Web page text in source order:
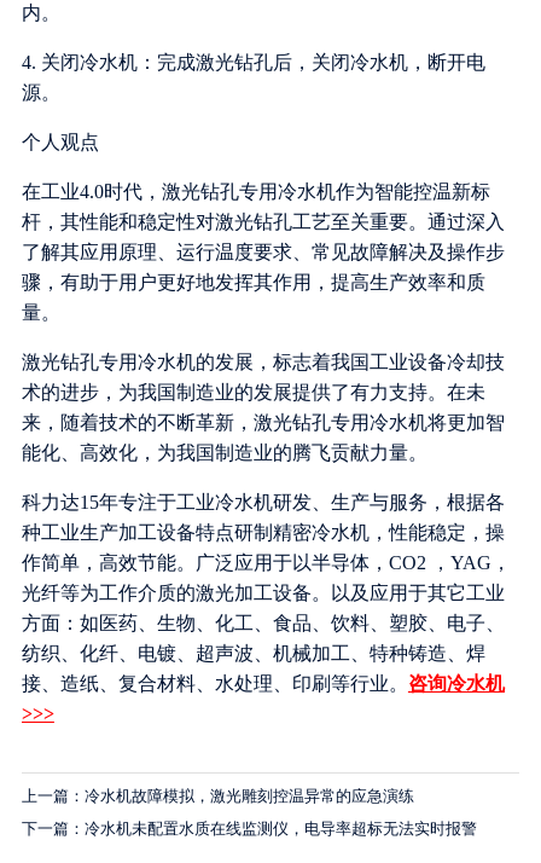
内。
4. 关闭冷水机：完成激光钻孔后，关闭冷水机，断开电
源。
个人观点
在工业4.0时代，激光钻孔专用冷水机作为智能控温新标
杆，其性能和稳定性对激光钻孔工艺至关重要。通过深入
了解其应用原理、运行温度要求、常见故障解决及操作步
骤，有助于用户更好地发挥其作用，提高生产效率和质
量。
激光钻孔专用冷水机的发展，标志着我国工业设备冷却技
术的进步，为我国制造业的发展提供了有力支持。在未
来，随着技术的不断革新，激光钻孔专用冷水机将更加智
能化、高效化，为我国制造业的腾飞贡献力量。
科力达15年专注于工业冷水机研发、生产与服务，根据各
种工业生产加工设备特点研制精密冷水机，性能稳定，操
作简单，高效节能。广泛应用于以半导体，CO2 ，YAG，
光纤等为工作介质的激光加工设备。以及应用于其它工业
方面：如医药、生物、化工、食品、饮料、塑胶、电子、
纺织、化纤、电镀、超声波、机械加工、特种铸造、焊
接、造纸、复合材料、水处理、印刷等行业。 咨询冷水机
>>>
上一篇：冷水机故障模拟，激光雕刻控温异常的应急演练
下一篇：冷水机未配置水质在线监测仪，电导率超标无法实时报警